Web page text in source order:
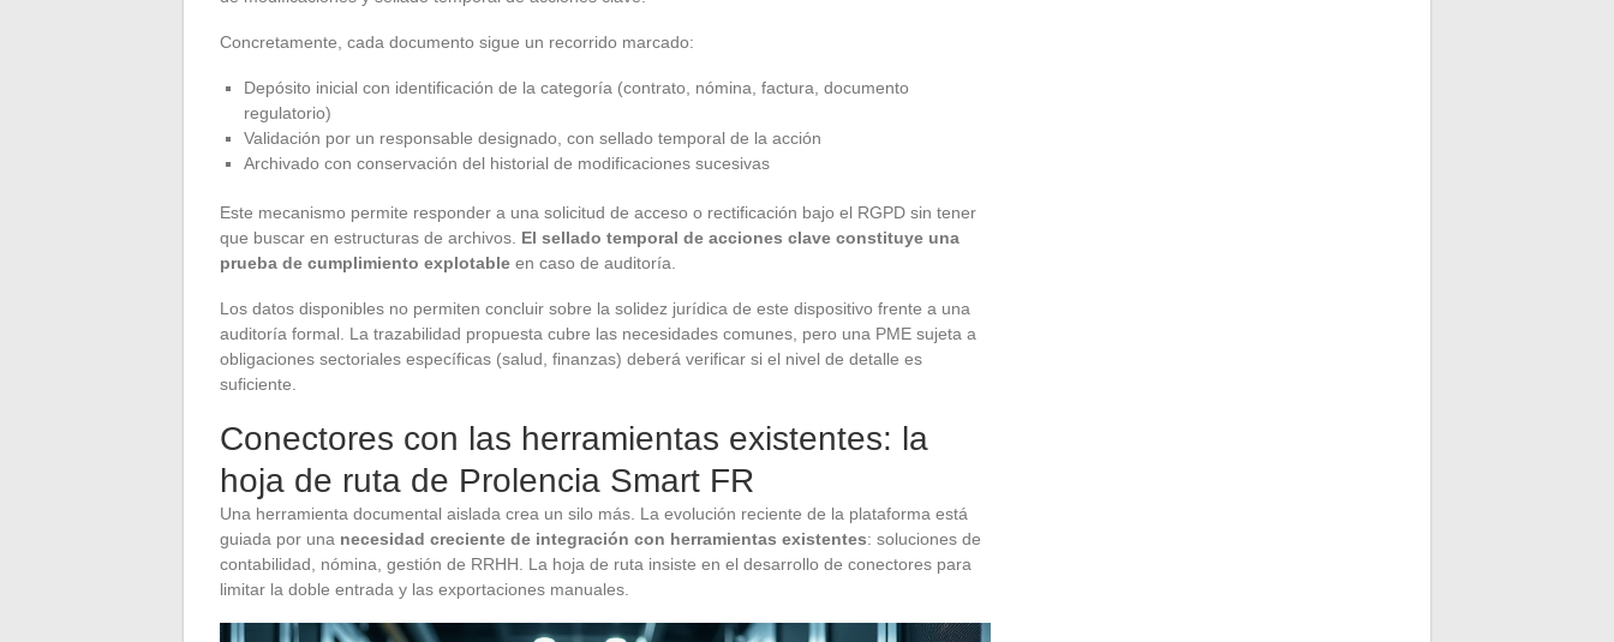
Concretamente, cada documento sigue un recorrido marcado:
Depósito inicial con identificación de la categoría (contrato, nómina, factura, documento
regulatorio)
Validación por un responsable designado, con sellado temporal de la acción
Archivado con conservación del historial de modificaciones sucesivas
Este mecanismo permite responder a una solicitud de acceso o rectificación bajo el RGPD sin tener
que buscar en estructuras de archivos. El sellado temporal de acciones clave constituye una
prueba de cumplimiento explotable en caso de auditoría.
Los datos disponibles no permiten concluir sobre la solidez jurídica de este dispositivo frente a una
auditoría formal. La trazabilidad propuesta cubre las necesidades comunes, pero una PME sujeta a
obligaciones sectoriales específicas (salud, finanzas) deberá verificar si el nivel de detalle es
suficiente.
Conectores con las herramientas existentes: la
hoja de ruta de Prolencia Smart FR
Una herramienta documental aislada crea un silo más. La evolución reciente de la plataforma está
guiada por una necesidad creciente de integración con herramientas existentes: soluciones de
contabilidad, nómina, gestión de RRHH. La hoja de ruta insiste en el desarrollo de conectores para
limitar la doble entrada y las exportaciones manuales.